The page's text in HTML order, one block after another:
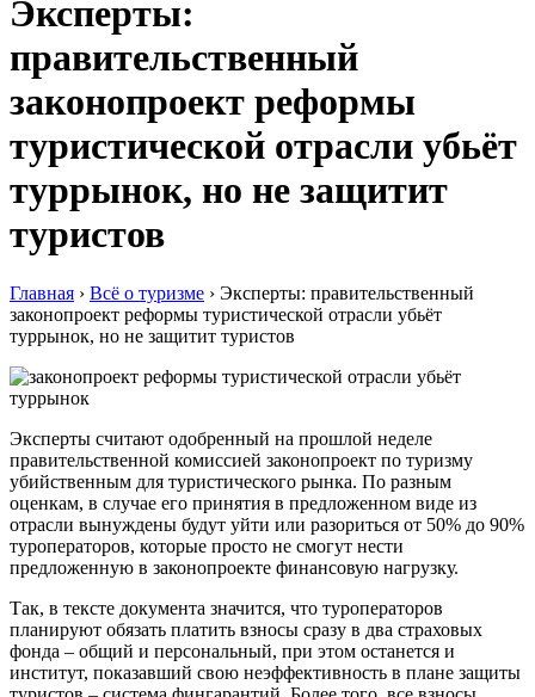
Эксперты:
правительственный
законопроект реформы
туристической отрасли убьёт
туррынок, но не защитит
туристов
Главная › Всё о туризме › Эксперты: правительственный
законопроект реформы туристической отрасли убьёт
туррынок, но не защитит туристов
Эксперты считают одобренный на прошлой неделе
правительственной комиссией законопроект по туризму
убийственным для туристического рынка. По разным
оценкам, в случае его принятия в предложенном виде из
отрасли вынуждены будут уйти или разориться от 50% до 90%
туроператоров, которые просто не смогут нести
предложенную в законопроекте финансовую нагрузку.
Так, в тексте документа значится, что туроператоров
планируют обязать платить взносы сразу в два страховых
фонда – общий и персональный, при этом останется и
институт, показавший свою неэффективность в плане защиты